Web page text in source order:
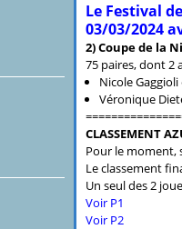
Le Festival
03/03/2024
2) Coupe de la
75 paires, dont 2
Nicole
Véronique
CLASSEMENT
Pour le moment,
Le classement
Un seul des 2
Voir P1
Voir P2